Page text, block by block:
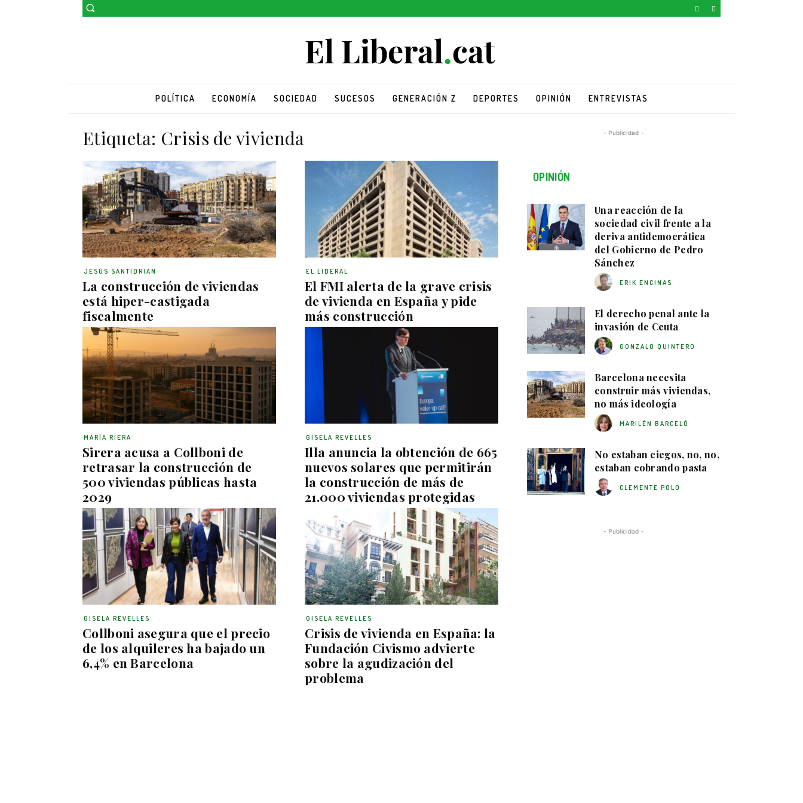
POLÍTICA ECONOMÍA SOCIEDAD SUCESOS GENERACIÓN Z DEPORTES OPINIÓN ENTREVISTAS
Etiqueta: Crisis de vivienda
La construcción de viviendas
está hiper-castigada
fiscalmente
JESÚS SANTIDRIAN
El FMI alerta de la grave crisis
de vivienda en España y pide
más construcción
EL LIBERAL
Sirera acusa a Collboni de
retrasar la construcción de
500 viviendas públicas hasta
2029
MARÍA RIERA
Illa anuncia la obtención de 665
nuevos solares que permitirán
la construcción de más de
21.000 viviendas protegidas
GISELA REVELLES
Collboni asegura que el precio
de los alquileres ha bajado un
6,4% en Barcelona
GISELA REVELLES
Crisis de vivienda en España: la
Fundación Civismo advierte
sobre la agudización del
problema
GISELA REVELLES
- Publicidad -
OPINIÓN
Una reacción de la
sociedad civil frente a la
deriva antidemocrática
del Gobierno de Pedro
Sánchez
ERIK ENCINAS
El derecho penal ante la
invasión de Ceuta
GONZALO QUINTERO
Barcelona necesita
construir más viviendas,
no más ideología
MARILÉN BARCELÓ
No estaban ciegos, no, no,
estaban cobrando pasta
CLEMENTE POLO
- Publicidad -